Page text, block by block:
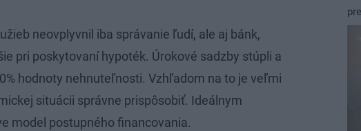
neovplyvnil iba správanie ľudí, ale aj bánk,
pri poskytovaní hypoték. Úrokové sadzby stúpli a
hodnoty nehnuteľnosti. Vzhľadom na to je veľmi
situácii správne prispôsobiť. Ideálnym
model postupného financovania.